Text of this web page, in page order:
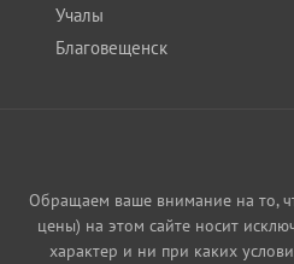
Учалы
Благовещенск
Обращаем ваше внимание на то,
цены) на этом сайте носит
характер и ни при каких